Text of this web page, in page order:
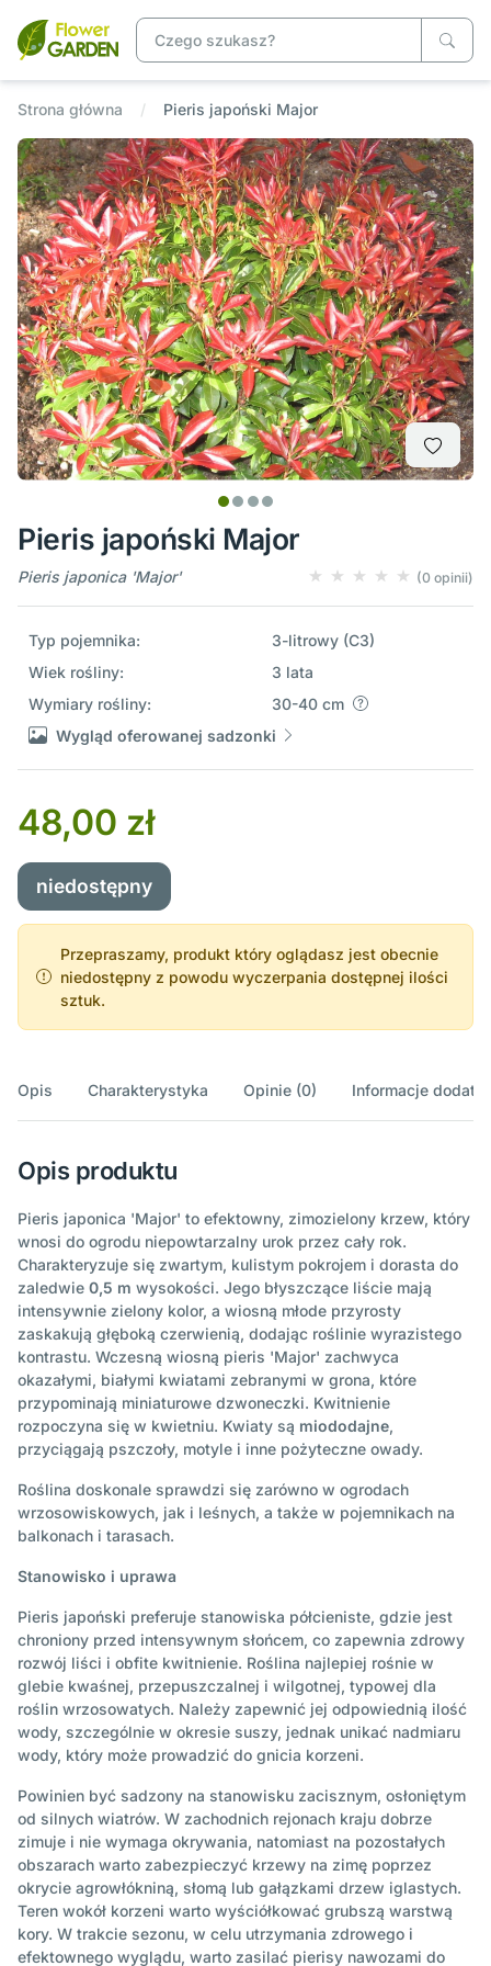
Strona główna Pieris japoński Major
Pieris japoński Major
Pieris japonica 'Major' (0 opinii)
Typ pojemnika:
3-litrowy (C3)
Wiek rośliny:
3 lata
Wymiary rośliny:
30-40 cm
Wygląd oferowanej sadzonki
48,00 zł
niedostępny
Przepraszamy, produkt który oglądasz jest obecnie
niedostępny z powodu wyczerpania dostępnej ilości
sztuk.
Opis Charakterystyka Opinie (0) Informacje
Opis produktu
Pieris japonica 'Major' to efektowny, zimozielony krzew, który
wnosi do ogrodu niepowtarzalny urok przez cały rok.
Charakteryzuje się zwartym, kulistym pokrojem i dorasta do
zaledwie 0,5 m wysokości. Jego błyszczące liście mają
intensywnie zielony kolor, a wiosną młode przyrosty
zaskakują głęboką czerwienią, dodając roślinie wyrazistego
kontrastu. Wczesną wiosną pieris 'Major' zachwyca
okazałymi, białymi kwiatami zebranymi w grona, które
przypominają miniaturowe dzwoneczki. Kwitnienie
rozpoczyna się w kwietniu. Kwiaty są miododajne,
przyciągają pszczoły, motyle i inne pożyteczne owady.
Roślina doskonale sprawdzi się zarówno w ogrodach
wrzosowiskowych, jak i leśnych, a także w pojemnikach na
balkonach i tarasach.
Stanowisko i uprawa
Pieris japoński preferuje stanowiska półcieniste, gdzie jest
chroniony przed intensywnym słońcem, co zapewnia zdrowy
rozwój liści i obfite kwitnienie. Roślina najlepiej rośnie w
glebie kwaśnej, przepuszczalnej i wilgotnej, typowej dla
roślin wrzosowatych. Należy zapewnić jej odpowiednią ilość
wody, szczególnie w okresie suszy, jednak unikać nadmiaru
wody, który może prowadzić do gnicia korzeni.
Powinien być sadzony na stanowisku zacisznym, osłoniętym
od silnych wiatrów. W zachodnich rejonach kraju dobrze
zimuje i nie wymaga okrywania, natomiast na pozostałych
obszarach warto zabezpieczyć krzewy na zimę poprzez
okrycie agrowłókniną, słomą lub gałązkami drzew iglastych.
Teren wokół korzeni warto wyściółkować grubszą warstwą
kory. W trakcie sezonu, w celu utrzymania zdrowego i
efektownego wyglądu, warto zasilać pierisy nawozami do